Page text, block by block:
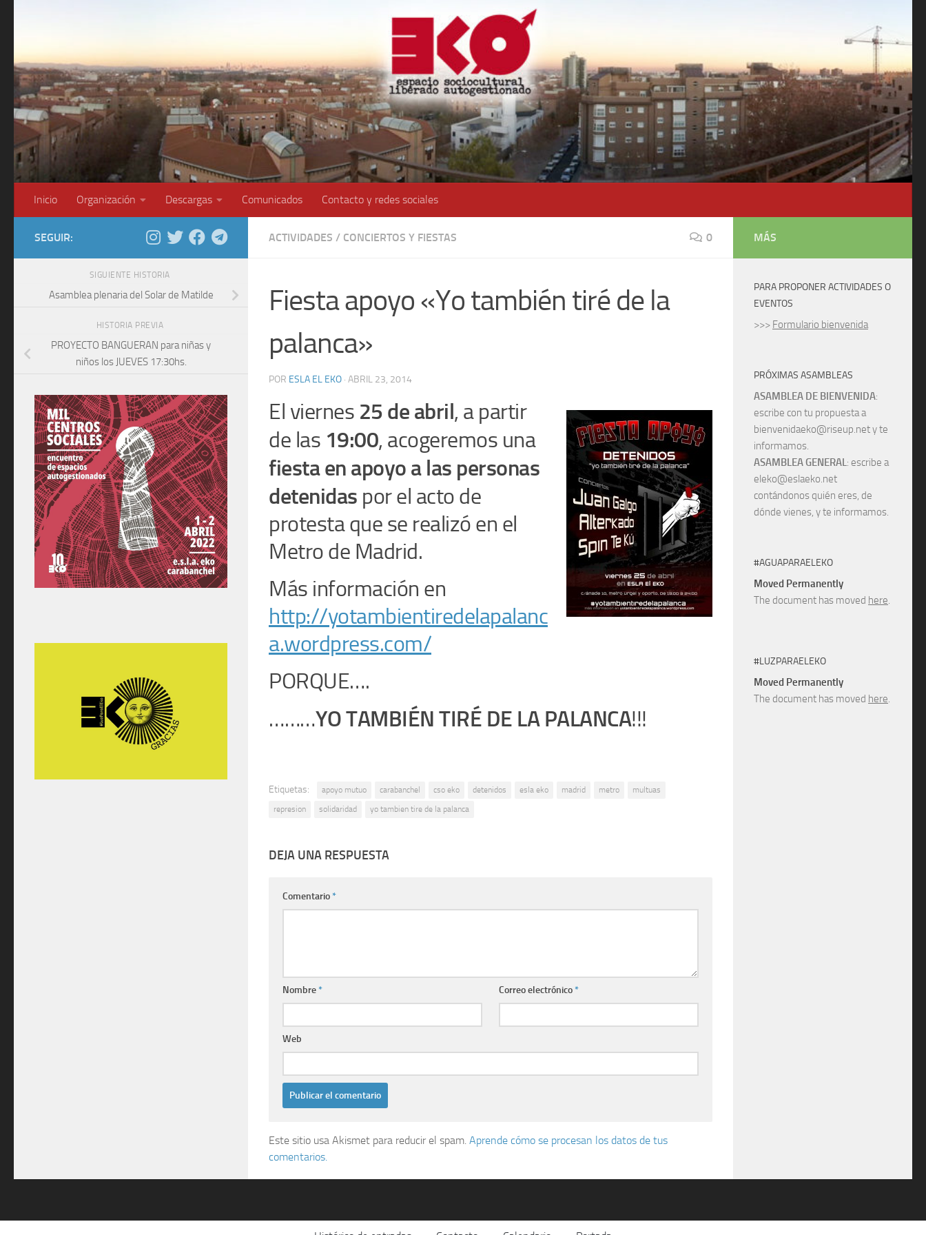
Inicio Organización Descargas Comunicados Contacto y redes sociales
ACTIVIDADES / CONCIERTOS Y FIESTAS 0
Fiesta apoyo «Yo también tiré de la
palanca»
POR ESLA EL EKO · ABRIL 23, 2014
El viernes 25 de abril, a partir
de las 19:00, acogeremos una
fiesta en apoyo a las personas
detenidas por el acto de
protesta que se realizó en el
Metro de Madrid.
Más información en
http://yotambientiredelapalanc
a.wordpress.com/
PORQUE….
………YO TAMBIÉN TIRÉ DE LA PALANCA!!!
Etiquetas: apoyo mutuo carabanchel cso eko detenidos esla eko madrid metro
multuas
represion
solidaridad yo tambien tire de la palanca
DEJA UNA RESPUESTA
Comentario*
Nombre* Correo electrónico*
Web
Este sitio usa Akismet para reducir el spam. Aprende cómo se procesan los datos de tus
comentarios.
SEGUIR:
SIGUIENTE HISTORIA
Asamblea plenaria del Solar de Matilde
HISTORIA PREVIA
PROYECTO BANGUERAN para niñas y
niños los JUEVES 17:30hs.
MÁS
PARA PROPONER ACTIVIDADES O
EVENTOS
>>> Formulario bienvenida
PRÓXIMAS ASAMBLEAS
ASAMBLEA DE BIENVENIDA:
escribe con tu propuesta a
bienvenidaeko@riseup.net y te
informamos.
ASAMBLEA GENERAL: escribe a
eleko@eslaeko.net
contándonos quién eres, de
dónde vienes, y te informamos.
#AGUAPARAELEKO
Moved Permanently
The document has moved here.
#LUZPARAELEKO
Moved Permanently
The document has moved here.